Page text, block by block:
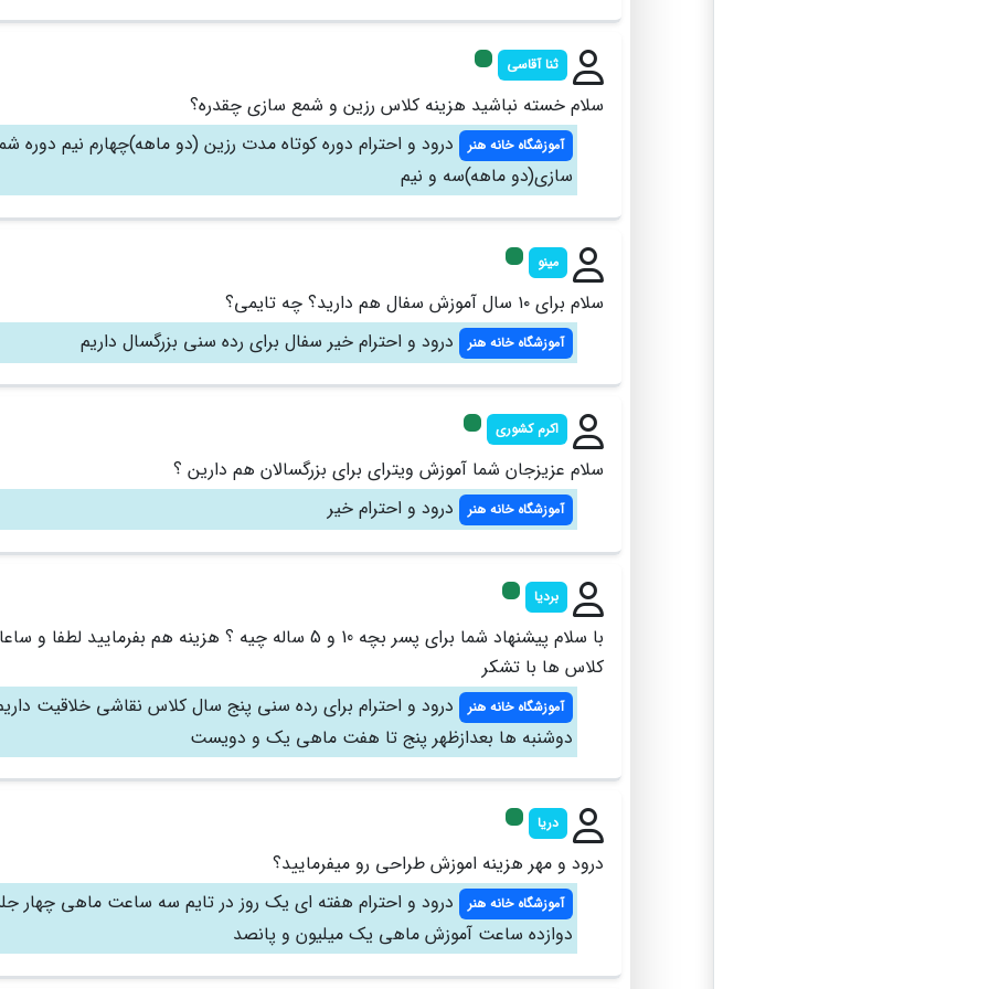
ثنا آقاسی
سلام خسته نباشید هزینه کلاس رزین و شمع سازی چقدره؟
آموزشگاه خانه هنر
درود و احترام دوره کوتاه مدت رزین (دو ماهه)چهارم نیم دوره
سازی(دو ماهه)سه و نیم
مینو
سلام برای ۱۰ سال آموزش سفال هم دارید؟ چه تایمی؟
آموزشگاه خانه هنر درود و احترام خیر سفال برای رده سنی بزرگسال داریم
اکرم کشوری
سلام عزیزجان شما آموزش ویترای برای بزرگسالان هم دارین ؟
آموزشگاه خانه هنر درود و احترام خیر
بردیا
با سلام پیشنهاد شما برای پسر بچه 10 و 5 ساله چیه ؟ هزینه هم بفرمایید لطفا و
کلاس ها با تشکر
آموزشگاه خانه هنر
درود و احترام برای رده سنی پنج سال کلاس نقاشی خلاقیت
دوشنبه ها بعدازظهر پنج تا هفت ماهی یک و دویست
دریا
درود و مهر هزینه اموزش طراحی رو میفرمایید؟
آموزشگاه خانه هنر
درود و احترام هفته ای یک روز در تایم سه ساعت ماهی چهار
دوازده ساعت آموزش ماهی یک میلیون و پانصد